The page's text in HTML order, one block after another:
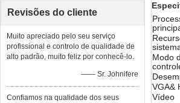
Revisões do cliente
Muito apreciado pelo seu serviço
profissional e controlo de qualidade de
alto padrão, muito feliz por conhecê-lo.
—— Sr. Johnifere
Confiamos na qualidade dos seus
Modo
VGA&
Vídeo